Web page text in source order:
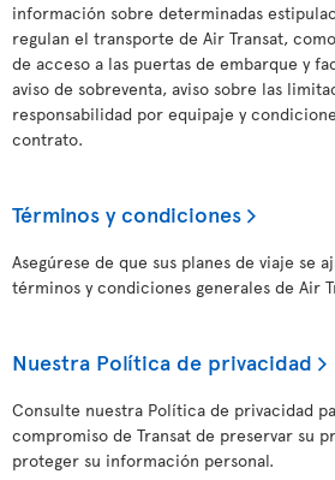
información sobre determinadas
regulan el transporte de Air Transat,
de acceso a las puertas de embarque y
aviso de sobreventa, aviso sobre las
responsabilidad por equipaje y
contrato.
Términos y condiciones
Asegúrese de que sus planes de viaje se
términos y condiciones generales de Air
Nuestra Política de privacidad
Consulte nuestra Política de privacidad
compromiso de Transat de preservar su
proteger su información personal.